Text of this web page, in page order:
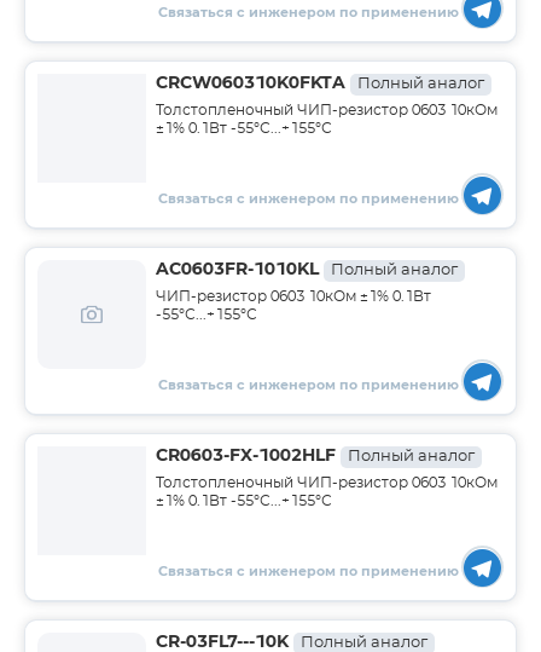
Связаться с инженером по применению
CRCW060310K0FKTA Полный аналог
Толстопленочный ЧИП-резистор 0603 10кОм
±1% 0.1Вт -55°С...+155°С
Связаться с инженером по применению
AC0603FR-1010KL Полный аналог
ЧИП-резистор 0603 10кОм ±1% 0.1Вт
-55°С...+155°С
Связаться с инженером по применению
CR0603-FX-1002HLF Полный аналог
Толстопленочный ЧИП-резистор 0603 10кОм
±1% 0.1Вт -55°С...+155°С
Связаться с инженером по применению
CR-03FL7---10K Полный аналог